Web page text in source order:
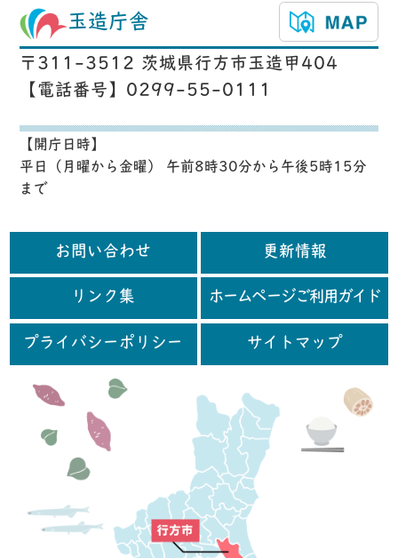
玉造庁舎
〒311-3512 茨城県行方市玉造甲404
【電話番号】0299-55-0111
【開庁日時】
平日（月曜から金曜） 午前8時30分から午後5時15分
まで
お問い合わせ 更新情報
リンク集 ホームページご利用ガイド
プライバシーポリシー サイトマップ